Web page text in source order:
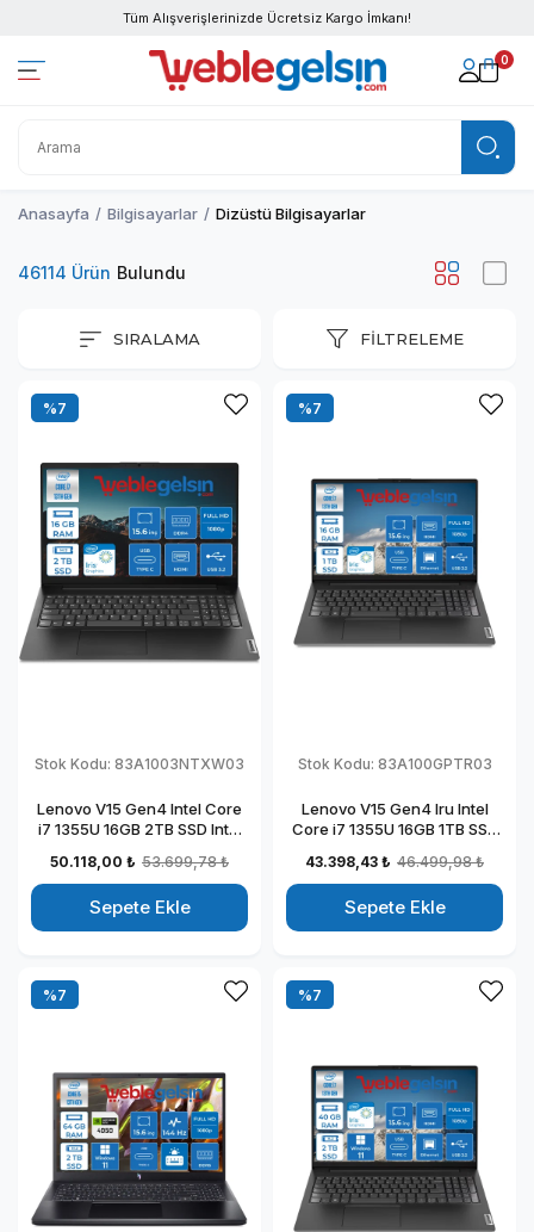
Tüm Alışverişlerinizde Ücretsiz Kargo İmkanı!
0
Anasayfa Bilgisayarlar Dizüstü Bilgisayarlar
FILTRELEME
SIRALAMA
46114 Ürün
Stok Kodu: 83A1003NTXW03
Lenovo V15 Gen4 Intel Core
i7 1355U 16GB 2TB SSD Intel
Taşınabilir Bilgisayar
83A1003NTXW03
50.118,00 ₺ 53.699,78 ₺
Sepete Ekle
%7
Stok Kodu: 83A100GPTR03
Lenovo V15 Gen4 Iru Intel
Core i7 1355U 16GB 1TB SSD
Taşınabilir Dizüstü Bilgisayar
883A100GPTR03
43.398,43 ₺ 46.499,98 ₺
Sepete Ekle
%7
%7 %7